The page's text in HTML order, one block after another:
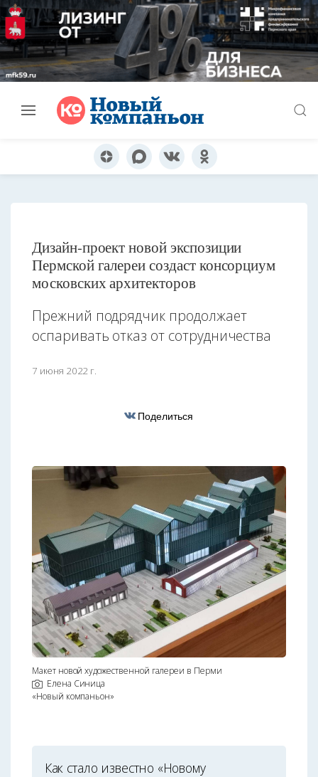
Дизайн-проект новой экспозиции
Пермской галереи создаст консорциум
московских архитекторов
Прежний подрядчик продолжает
оспаривать отказ от сотрудничества
7 июня 2022 г.
Поделиться
Макет новой художественной галереи в Перми
Елена Синица
«Новый компаньон»
Как стало известно «Новому